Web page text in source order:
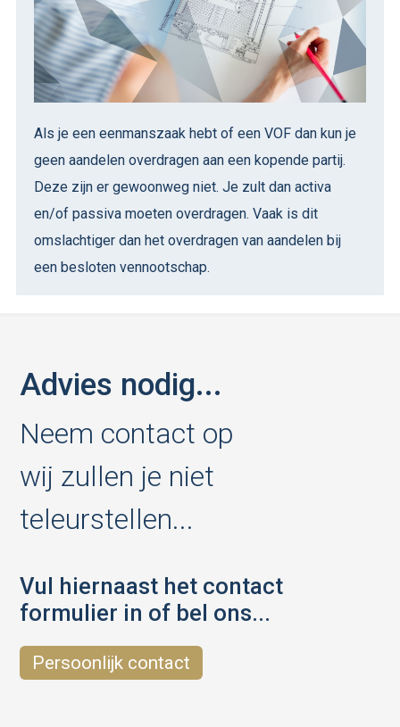
Als je een eenmanszaak hebt of een VOF dan kun je
geen aandelen overdragen aan een kopende partij.
Deze zijn er gewoonweg niet. Je zult dan activa
en/of passiva moeten overdragen. Vaak is dit
omslachtiger dan het overdragen van aandelen bij
een besloten vennootschap.
Advies nodig...
Neem contact op
wij zullen je niet
teleurstellen...
Vul hiernaast het contact
formulier in of bel ons...
Persoonlijk contact